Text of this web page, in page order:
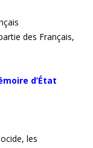
des Français,
d’État
les